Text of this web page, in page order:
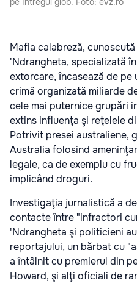
Mafia calabreză,
'Ndrangheta, specializată
extorcare, încasează de
crimă organizată miliarde
cele mai puternice grupări
extins influenţa şi reţelele
Potrivit presei australiene,
Australia folosind
legale, ca de exemplu cu
implicând droguri.
Investigaţia jurnalistică a
contacte între "infractori
'Ndrangheta şi politicieni
reportajului, un bărbat cu
a întâlnit cu premierul din
Howard, şi alţi oficiali de